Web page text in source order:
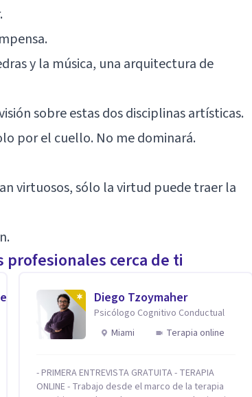
y la música, una arquitectura de
sobre estas dos disciplinas artísticas.
por el cuello. No me dominará.
virtuosos, sólo la virtud puede traer la
profesionales cerca de ti
Diego Tzoymaher
Psicólogo Cognitivo Conductual
Miami
Terapia online
- PRIMERA ENTREVISTA GRATUITA - TERAPIA
ONLINE - Trabajo desde el marco de la terapia